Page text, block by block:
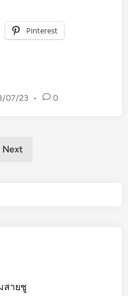
Pinterest
07/23 • 0
Next
สายชู